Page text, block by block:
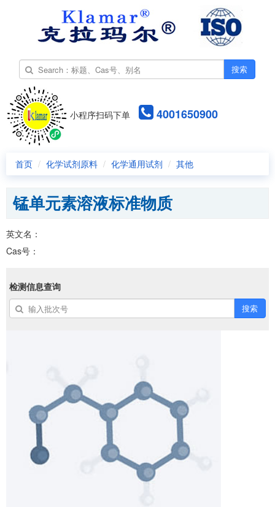
搜索
小程序扫码下单 4001650900
首页 化学试剂原料 化学通用试剂 其他
锰单元素溶液标准物质
英文名：
Cas号：
检测信息查询
搜索